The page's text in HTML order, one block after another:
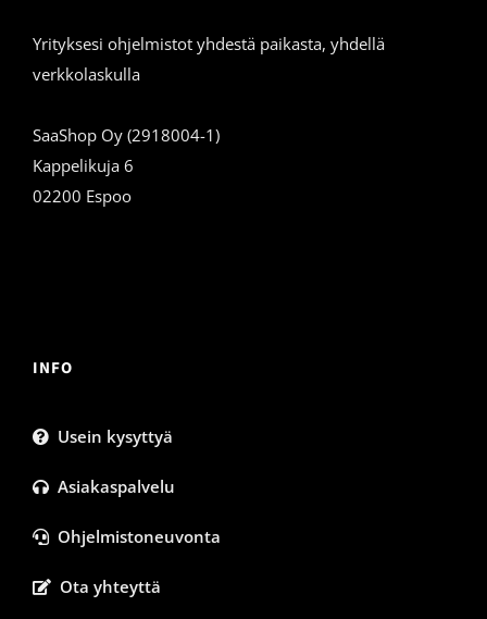
Yrityksesi ohjelmistot yhdestä paikasta, yhdellä
verkkolaskulla
SaaShop Oy (2918004-1)
Kappelikuja 6
02200 Espoo
INFO
Usein kysyttyä
Asiakaspalvelu
Ohjelmistoneuvonta
Ota yhteyttä